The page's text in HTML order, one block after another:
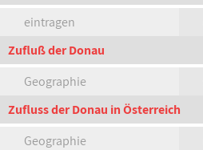
eintragen
Zufluß der Donau
Geographie
Zufluss der Donau in Österreich
Geographie